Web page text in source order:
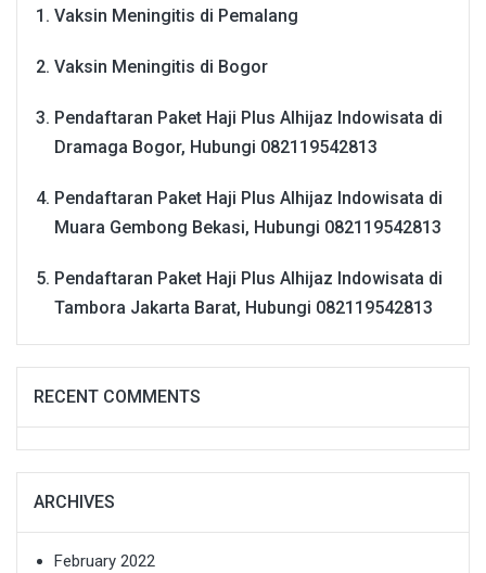
Vaksin Meningitis di Pemalang
Vaksin Meningitis di Bogor
Pendaftaran Paket Haji Plus Alhijaz Indowisata di
Dramaga Bogor, Hubungi 082119542813
Pendaftaran Paket Haji Plus Alhijaz Indowisata di
Muara Gembong Bekasi, Hubungi 082119542813
Pendaftaran Paket Haji Plus Alhijaz Indowisata di
Tambora Jakarta Barat, Hubungi 082119542813
RECENT COMMENTS
ARCHIVES
February 2022